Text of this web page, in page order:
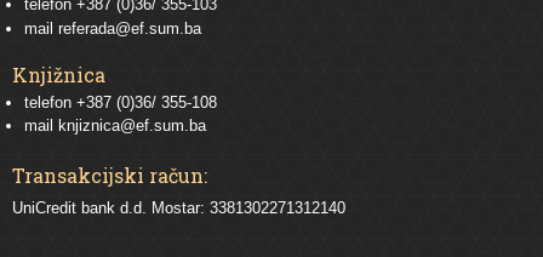
telefon +387 (0)36/ 355-103
mail referada@ef.sum.ba
Knjižnica
telefon +387 (0)36/ 355-108
mail knjiznica@ef.sum.ba
Transakcijski račun:
UniCredit bank d.d. Mostar: 3381302271312140